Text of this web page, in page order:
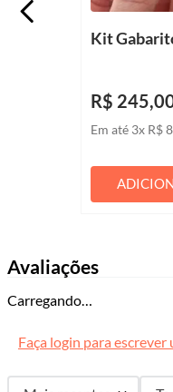
Kit
R$ 245,
Em até 3x R$
Avaliações
Carregando…
Faça login para escrever